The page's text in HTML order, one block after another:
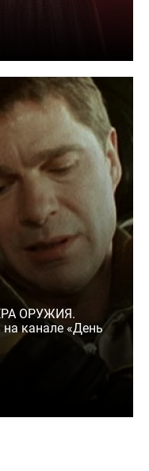
ОРУЖИЯ.
канале «День